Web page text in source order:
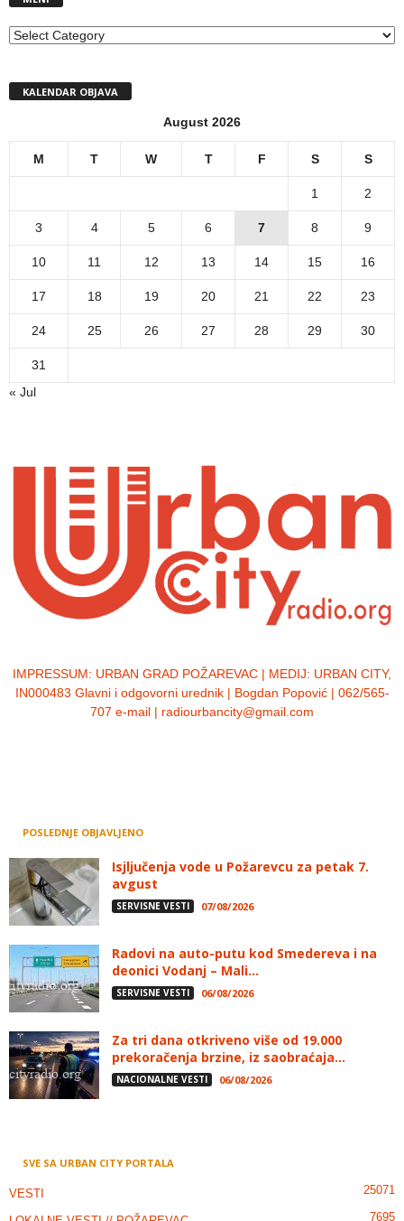
MENI
KALENDAR OBJAVA
August 2026
M T W T F S S
1 2
3 4 5 6 7 8 9
10 11 12 13 14 15 16
17 18 19 20 21 22 23
24 25 26 27 28 29 30
31
« Jul
IMPRESSUM: URBAN GRAD POŽAREVAC | MEDIJ: URBAN CITY,
IN000483 Glavni i odgovorni urednik | Bogdan Popović | 062/565-
707 e-mail | radiourbancity@gmail.com
POSLEDNJE OBJAVLJENO
Isjljučenja vode u Požarevcu za petak 7.
avgust
SERVISNE VESTI 07/08/2026
Radovi na auto-putu kod Smedereva i na
deonici Vodanj – Mali...
SERVISNE VESTI 06/08/2026
Za tri dana otkriveno više od 19.000
prekoračenja brzine, iz saobraćaja...
NACIONALNE VESTI 06/08/2026
SVE SA URBAN CITY PORTALA
VESTI 25071
7695